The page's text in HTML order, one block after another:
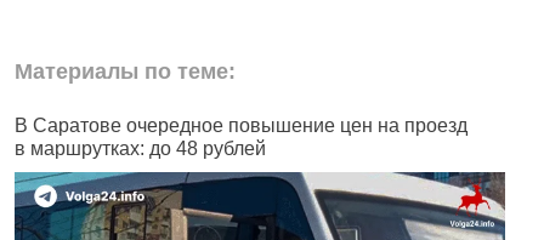
Материалы по теме:
В Саратове очередное повышение цен на проезд
в маршрутках: до 48 рублей